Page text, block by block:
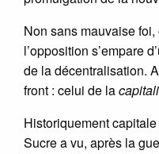
Non sans mauvaise
l’opposition s’empare
de la décentralisation.
front : celui de la
Historiquement
Sucre a vu, après la